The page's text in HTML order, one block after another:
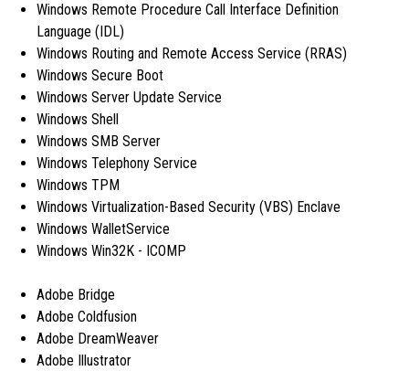
Windows Remote Procedure Call Interface Definition
Language (IDL)
Windows Routing and Remote Access Service (RRAS)
Windows Secure Boot
Windows Server Update Service
Windows Shell
Windows SMB Server
Windows Telephony Service
Windows TPM
Windows Virtualization-Based Security (VBS) Enclave
Windows WalletService
Windows Win32K - ICOMP
Adobe Bridge
Adobe Coldfusion
Adobe DreamWeaver
Adobe Illustrator